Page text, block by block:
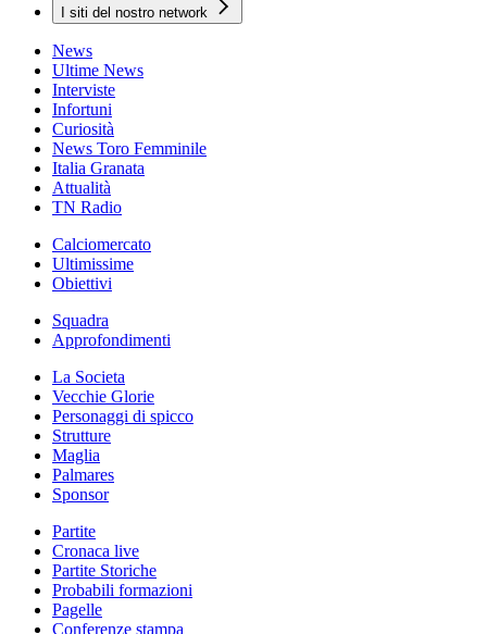
I siti del nostro network
News
Ultime News
Interviste
Infortuni
Curiosità
News Toro Femminile
Italia Granata
Attualità
TN Radio
Calciomercato
Ultimissime
Obiettivi
Squadra
Approfondimenti
La Societa
Vecchie Glorie
Personaggi di spicco
Strutture
Maglia
Palmares
Sponsor
Partite
Cronaca live
Partite Storiche
Probabili formazioni
Pagelle
Conferenze stampa